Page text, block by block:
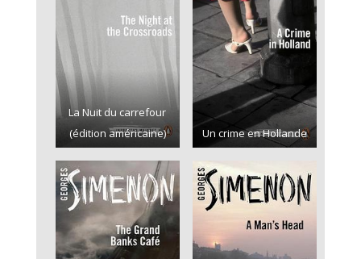
La Nuit du carrefour
(édition américaine)
Un crime en Hollande